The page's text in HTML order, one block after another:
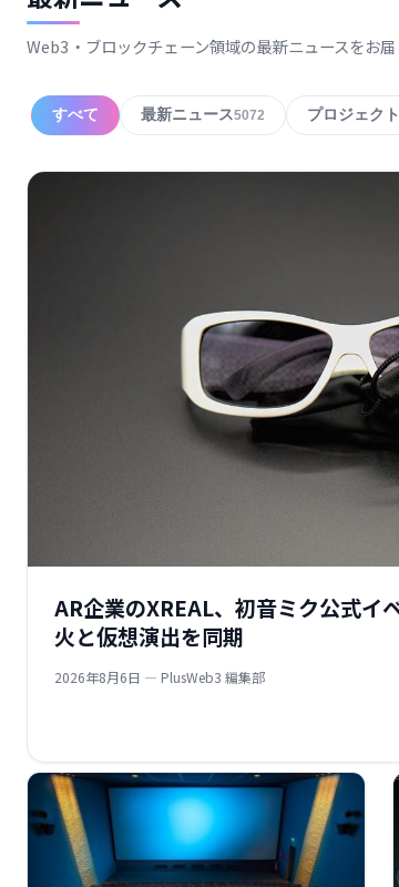
Web3・ブロックチェーン領域の最新ニュースをお
すべて 最新ニュース5072 プロジェク
AR企業のXREAL、初音ミク公式
火と仮想演出を同期
2026年8月6日 — PlusWeb3 編集部